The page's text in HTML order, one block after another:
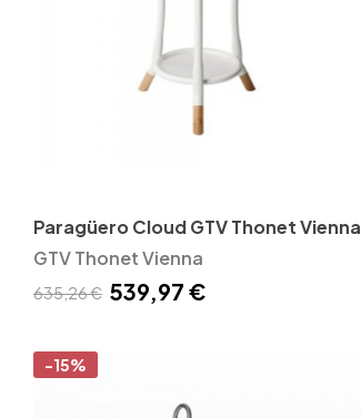
Paragüero Cloud GTV Thonet Vienna
GTV Thonet Vienna
635,26 € 539,97 €
-15%